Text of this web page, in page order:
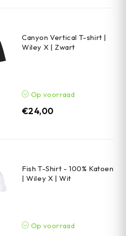
Canyon Vertical T-shirt |
Wiley X | Zwart
Op voorraad
€24,00
Fish T-Shirt - 100% Katoen
| Wiley X | Wit
Op voorraad